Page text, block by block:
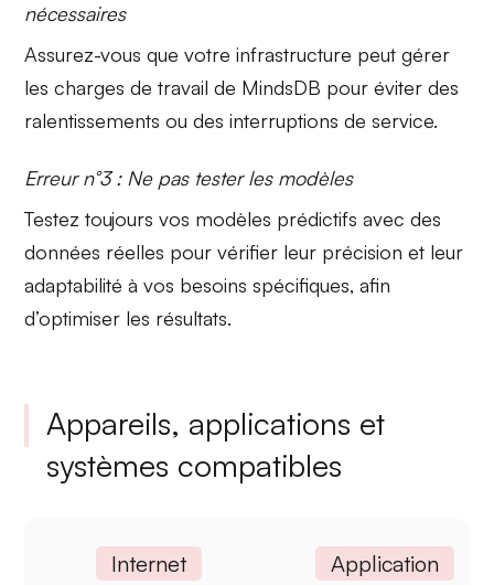
nécessaires
Assurez-vous que votreinfrastructure peut gérer
les charges de travail de MindsDB pour éviter des
ralentissements ou des interruptions de service.
Erreur n°3 : Ne pas tester les modèles
Testez toujours vos modèles prédictifs avec des
données réelles pour vérifier leur précision et leur
adaptabilité à vos besoins spécifiques, afin
d’optimiser les résultats.
Appareils, applications et
systèmes compatibles
Internet Application